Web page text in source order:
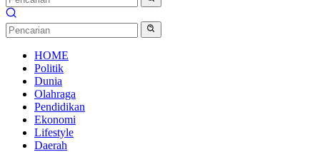
HOME
Politik
Dunia
Olahraga
Pendidikan
Ekonomi
Lifestyle
Daerah